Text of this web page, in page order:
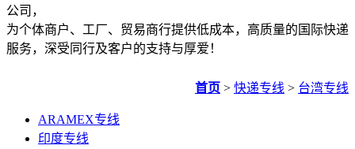
公司，
为个体商户、工厂、贸易商行提供低成本，高质量的国际快递
服务，深受同行及客户的支持与厚爱！
首页 > 快递专线 > 台湾专线
ARAMEX专线
印度专线